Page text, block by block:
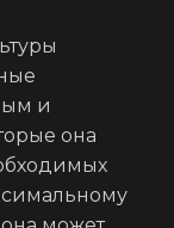
и
она